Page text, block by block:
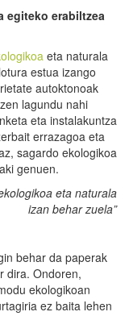
egiteko erabiltzea
eta naturala
estua izango
autoktonoak
lagundu nahi
eta instalakuntza
errazagoa eta
sagardo ekologikoa
genuen.
eta naturala
izan behar zuela”
behar da paperak
dira. Ondoren,
ekologikoan
ez baita lehen